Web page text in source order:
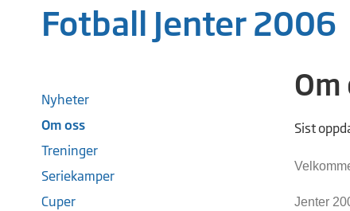
Fotball Jenter 2006
Nyheter
Om oss
Treninger
Seriekamper
Cuper
Om
Sist
Jenter